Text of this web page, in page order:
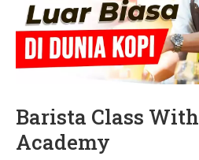
Barista Class
Academy